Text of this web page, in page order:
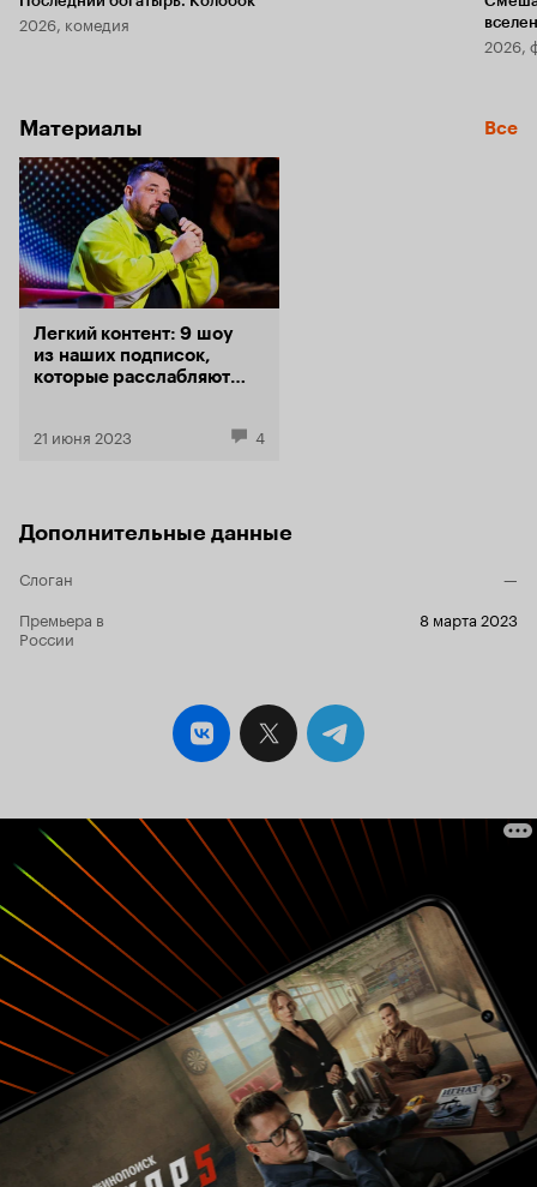
2026, комедия
2026,
Материалы Все
Легкий контент: 9 шоу
из наших подписок,
которые расслабляют
21 июня 2023 4
Дополнительные данные
Слоган
—
Премьера в
России
8 марта 2023